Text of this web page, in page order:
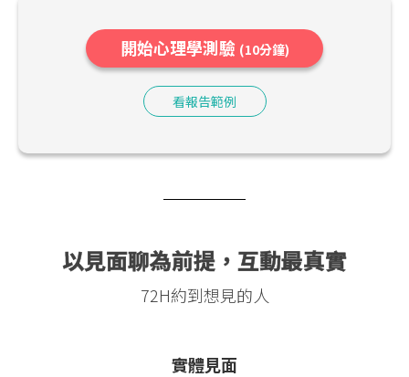
開始心理學測驗 (10分鐘)
看報告範例
以見面聊為前提，互動最真實
72H約到想見的人
實體見面